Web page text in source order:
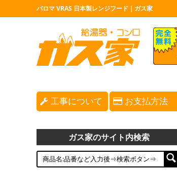
パロマ VRAS 日本製レンジフード｜ガス家
工事について お支払方法
ガス家のサイト内検索